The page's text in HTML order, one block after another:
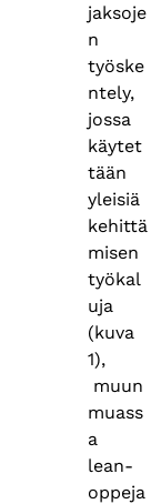
jaksoje
n
työske
ntely,
jossa
käytet
tään
yleisiä
kehittä
misen
työkal
uja
(kuva
1),
muun
muass
a
lean-
oppeja